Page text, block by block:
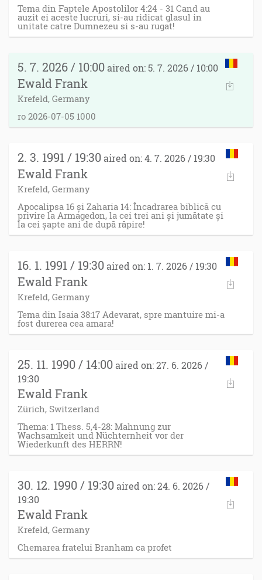
Tema din Faptele Apostolilor 4:24 - 31 Cand au
auzit ei aceste lucruri, si-au ridicat glasul in
unitate catre Dumnezeu si s-au rugat!
5. 7. 2026 / 10:00 aired on: 5. 7. 2026 / 10:00
Ewald Frank
Krefeld, Germany
ro 2026-07-05 1000
2. 3. 1991 / 19:30 aired on: 4. 7. 2026 / 19:30
Ewald Frank
Krefeld, Germany
Apocalipsa 16 și Zaharia 14: Încadrarea biblică cu
privire la Armagedon, la cei trei ani și jumătate și
la cei șapte ani de după răpire!
16. 1. 1991 / 19:30 aired on: 1. 7. 2026 / 19:30
Ewald Frank
Krefeld, Germany
Tema din Isaia 38:17 Adevarat, spre mantuire mi-a
fost durerea cea amara!
25. 11. 1990 / 14:00 aired on: 27. 6. 2026 /
19:30
Ewald Frank
Zürich, Switzerland
Thema: 1 Thess. 5,4-28: Mahnung zur
Wachsamkeit und Nüchternheit vor der
Wiederkunft des HERRN!
30. 12. 1990 / 19:30 aired on: 24. 6. 2026 /
19:30
Ewald Frank
Krefeld, Germany
Chemarea fratelui Branham ca profet